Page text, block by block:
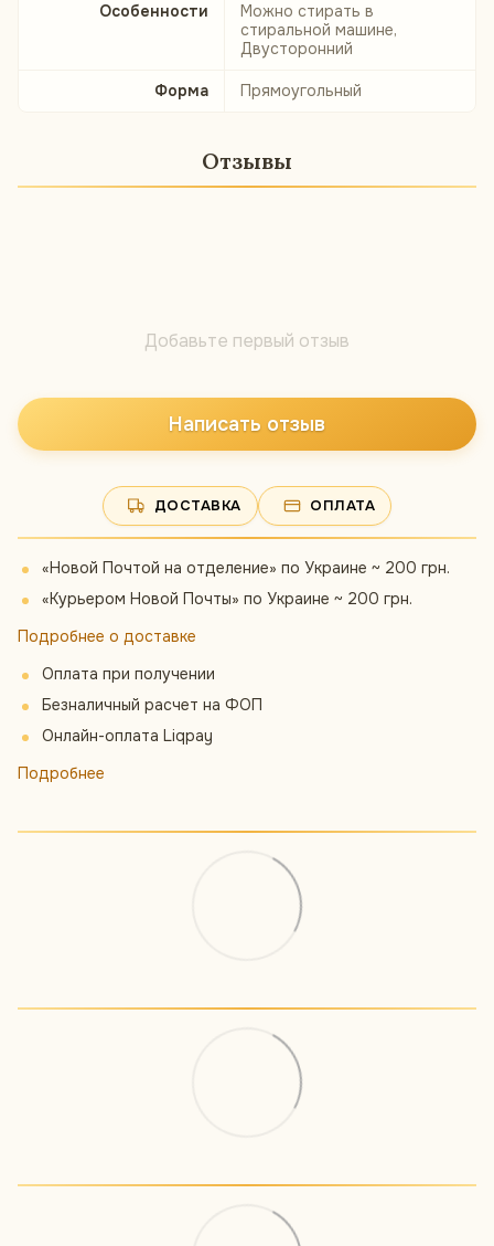
Особенности
Можно стирать в
стиральной машине,
Двусторонний
Форма Прямоугольный
Отзывы
Добавьте первый отзыв
Написать отзыв
ДОСТАВКА ОПЛАТА
«Новой Почтой на отделение» по Украине ~ 200 грн.
«Курьером Новой Почты» по Украине ~ 200 грн.
Подробнее о доставке
Оплата при получении
Безналичный расчет на ФОП
Онлайн-оплата Liqpay
Подробнее